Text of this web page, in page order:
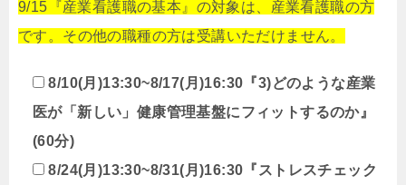
9/15『産業看護職の基本』の対象は、産業看護職の方
です。その他の職種の方は受講いただけません。
8/10(月)13:30~8/17(月)16:30『3)どのような産業
医が「新しい」健康管理基盤にフィットするのか』
(60分)
8/24(月)13:30~8/31(月)16:30『ストレスチェック